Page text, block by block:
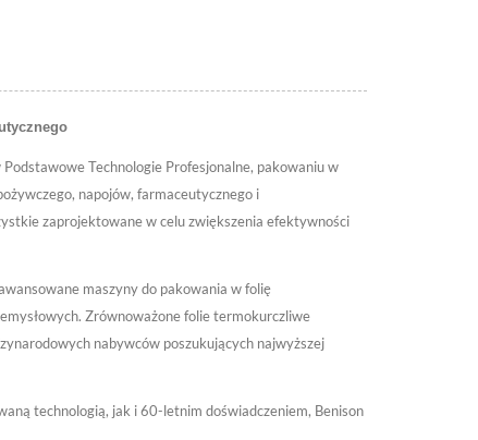
Technologie Profesjonalne, pakowaniu w
napojów, farmaceutycznego i
zaprojektowane w celu zwiększenia efektywności
maszyny do pakowania w folię
Zrównoważone folie termokurczliwe
nabywców poszukujących najwyższej
technologią, jak i 60-letnim doświadczeniem, Benison